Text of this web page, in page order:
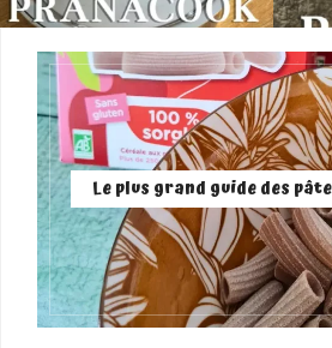
Le plus grand guide des